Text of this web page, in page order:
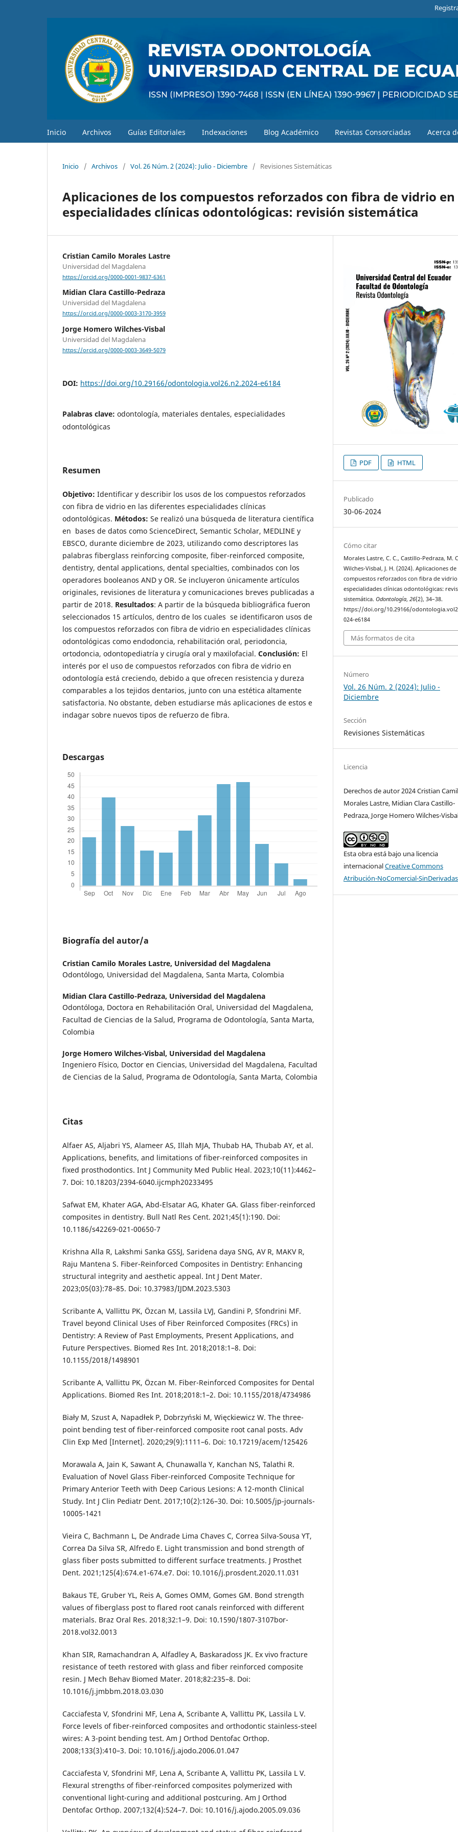
Inicio Archivos Guías Editoriales Indexaciones Blog Académico Revistas Consorciadas Acerca
Inicio / Archivos / Vol. 26 Núm. 2 (2024): Julio - Diciembre / Revisiones Sistemáticas
Aplicaciones de los compuestos reforzados con fibra de vidrio en
especialidades clínicas odontológicas: revisión sistemática
Cristian Camilo Morales Lastre
Universidad del Magdalena
https://orcid.org/0000-0001-9837-6361
Midian Clara Castillo-Pedraza
Universidad del Magdalena
https://orcid.org/0000-0003-3170-3959
Jorge Homero Wilches-Visbal
Universidad del Magdalena
https://orcid.org/0000-0003-3649-5079
DOI: https://doi.org/10.29166/odontologia.vol26.n2.2024-e6184
Palabras clave: odontología, materiales dentales, especialidades
odontológicas
Resumen
Objetivo: Identificar y describir los usos de los compuestos reforzados
con fibra de vidrio en las diferentes especialidades clínicas
odontológicas. Métodos: Se realizó una búsqueda de literatura científica
en bases de datos como ScienceDirect, Semantic Scholar, MEDLINE y
EBSCO, durante diciembre de 2023, utilizando como descriptores las
palabras fiberglass reinforcing composite, fiber-reinforced composite,
dentistry, dental applications, dental specialties, combinados con los
operadores booleanos AND y OR. Se incluyeron únicamente artículos
originales, revisiones de literatura y comunicaciones breves publicadas a
partir de 2018. Resultados: A partir de la búsqueda bibliográfica fueron
seleccionados 15 artículos, dentro de los cuales se identificaron usos de
los compuestos reforzados con fibra de vidrio en especialidades clínicas
odontológicas como endodoncia, rehabilitación oral, periodoncia,
ortodoncia, odontopediatría y cirugía oral y maxilofacial. Conclusión: El
interés por el uso de compuestos reforzados con fibra de vidrio en
odontología está creciendo, debido a que ofrecen resistencia y dureza
comparables a los tejidos dentarios, junto con una estética altamente
satisfactoria. No obstante, deben estudiarse más aplicaciones de estos e
indagar sobre nuevos tipos de refuerzo de fibra.
Descargas
Biografía del autor/a
Cristian Camilo Morales Lastre, Universidad del Magdalena
Odontólogo, Universidad del Magdalena, Santa Marta, Colombia
Midian Clara Castillo-Pedraza, Universidad del Magdalena
Odontóloga, Doctora en Rehabilitación Oral, Universidad del Magdalena,
Facultad de Ciencias de la Salud, Programa de Odontología, Santa Marta,
Colombia
Jorge Homero Wilches-Visbal, Universidad del Magdalena
Ingeniero Físico, Doctor en Ciencias, Universidad del Magdalena, Facultad
de Ciencias de la Salud, Programa de Odontología, Santa Marta, Colombia
Citas
Alfaer AS, Aljabri YS, Alameer AS, Illah MJA, Thubab HA, Thubab AY, et al.
Applications, benefits, and limitations of fiber-reinforced composites in
fixed prosthodontics. Int J Community Med Public Heal. 2023;10(11):4462–
7. Doi: 10.18203/2394-6040.ijcmph20233495
Safwat EM, Khater AGA, Abd-Elsatar AG, Khater GA. Glass fiber-reinforced
composites in dentistry. Bull Natl Res Cent. 2021;45(1):190. Doi:
10.1186/s42269-021-00650-7
Krishna Alla R, Lakshmi Sanka GSSJ, Saridena daya SNG, AV R, MAKV R,
Raju Mantena S. Fiber-Reinforced Composites in Dentistry: Enhancing
structural integrity and aesthetic appeal. Int J Dent Mater.
2023;05(03):78–85. Doi: 10.37983/IJDM.2023.5303
Scribante A, Vallittu PK, Özcan M, Lassila LVJ, Gandini P, Sfondrini MF.
Travel beyond Clinical Uses of Fiber Reinforced Composites (FRCs) in
Dentistry: A Review of Past Employments, Present Applications, and
Future Perspectives. Biomed Res Int. 2018;2018:1–8. Doi:
10.1155/2018/1498901
Scribante A, Vallittu PK, Özcan M. Fiber-Reinforced Composites for Dental
Applications. Biomed Res Int. 2018;2018:1–2. Doi: 10.1155/2018/4734986
Biały M, Szust A, Napadłek P, Dobrzyński M, Więckiewicz W. The three-
point bending test of fiber-reinforced composite root canal posts. Adv
Clin Exp Med [Internet]. 2020;29(9):1111–6. Doi: 10.17219/acem/125426
Morawala A, Jain K, Sawant A, Chunawalla Y, Kanchan NS, Talathi R.
Evaluation of Novel Glass Fiber-reinforced Composite Technique for
Primary Anterior Teeth with Deep Carious Lesions: A 12-month Clinical
Study. Int J Clin Pediatr Dent. 2017;10(2):126–30. Doi: 10.5005/jp-journals-
10005-1421
Vieira C, Bachmann L, De Andrade Lima Chaves C, Correa Silva-Sousa YT,
Correa Da Silva SR, Alfredo E. Light transmission and bond strength of
glass fiber posts submitted to different surface treatments. J Prosthet
Dent. 2021;125(4):674.e1-674.e7. Doi: 10.1016/j.prosdent.2020.11.031
Bakaus TE, Gruber YL, Reis A, Gomes OMM, Gomes GM. Bond strength
values of fiberglass post to flared root canals reinforced with different
materials. Braz Oral Res. 2018;32:1–9. Doi: 10.1590/1807-3107bor-
2018.vol32.0013
Khan SIR, Ramachandran A, Alfadley A, Baskaradoss JK. Ex vivo fracture
resistance of teeth restored with glass and fiber reinforced composite
resin. J Mech Behav Biomed Mater. 2018;82:235–8. Doi:
10.1016/j.jmbbm.2018.03.030
Cacciafesta V, Sfondrini MF, Lena A, Scribante A, Vallittu PK, Lassila L V.
Force levels of fiber-reinforced composites and orthodontic stainless-steel
wires: A 3-point bending test. Am J Orthod Dentofac Orthop.
2008;133(3):410–3. Doi: 10.1016/j.ajodo.2006.01.047
Cacciafesta V, Sfondrini MF, Lena A, Scribante A, Vallittu PK, Lassila L V.
Flexural strengths of fiber-reinforced composites polymerized with
conventional light-curing and additional postcuring. Am J Orthod
Dentofac Orthop. 2007;132(4):524–7. Doi: 10.1016/j.ajodo.2005.09.036
PDF HTML
Publicado
30-06-2024
Cómo citar
Morales Lastre, C. C., Castillo-Pedraza, M.
Wilches-Visbal, J. H. (2024). Aplicaciones de
compuestos reforzados con fibra de vidrio
especialidades clínicas odontológicas:
sistemática.Odontología,26(2), 34–38.
https://doi.org/10.29166/
024-e6184
Más formatos de cita
Número
Vol. 26 Núm. 2 (2024): Julio -
Diciembre
Sección
Revisiones Sistemáticas
Licencia
Derechos de autor 2024 Cristian
Morales Lastre, Midian Clara Castillo-
Pedraza, Jorge Homero Wilches-
Esta obra está bajo una licencia
internacionalCreative Commons
Atribución-NoComercial-